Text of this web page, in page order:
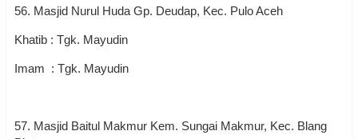
56. Masjid Nurul Huda Gp. Deudap, Kec. Pulo Aceh
Khatib : Tgk. Mayudin
Imam : Tgk. Mayudin
57. Masjid Baitul Makmur Kem. Sungai Makmur, Kec. Blang